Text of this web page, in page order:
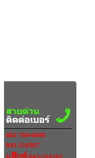
081-769-6898
043-516367
แฟ๊กซ์